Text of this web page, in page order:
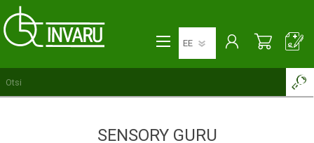
SENSORY GURU